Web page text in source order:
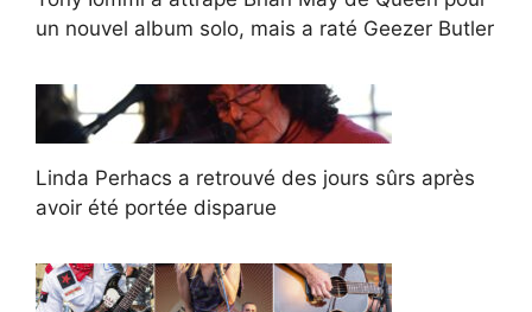
un nouvel album solo, mais a raté Geezer Butler
Linda Perhacs a retrouvé des jours sûrs après
avoir été portée disparue